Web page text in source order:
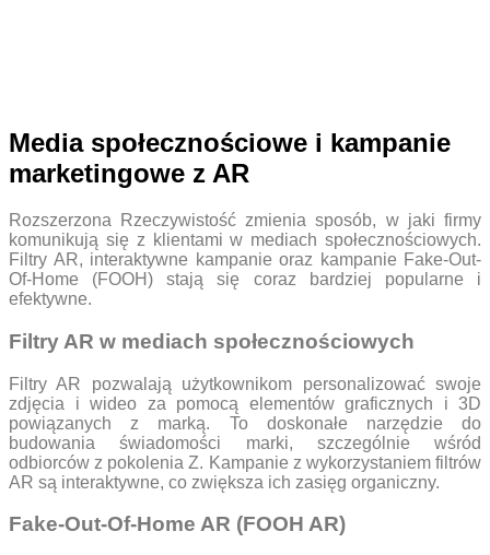
Media społecznościowe i kampanie
marketingowe z AR
Rozszerzona Rzeczywistość zmienia sposób, w jaki firmy
komunikują się z klientami w mediach społecznościowych.
Filtry AR, interaktywne kampanie oraz kampanie Fake-Out-
Of-Home (FOOH) stają się coraz bardziej popularne i
efektywne.
Filtry AR w mediach społecznościowych
Filtry AR pozwalają użytkownikom personalizować swoje
zdjęcia i wideo za pomocą elementów graficznych i 3D
powiązanych z marką. To doskonałe narzędzie do
budowania świadomości marki, szczególnie wśród
odbiorców z pokolenia Z. Kampanie z wykorzystaniem filtrów
AR są interaktywne, co zwiększa ich zasięg organiczny.
Fake-Out-Of-Home AR (FOOH AR)